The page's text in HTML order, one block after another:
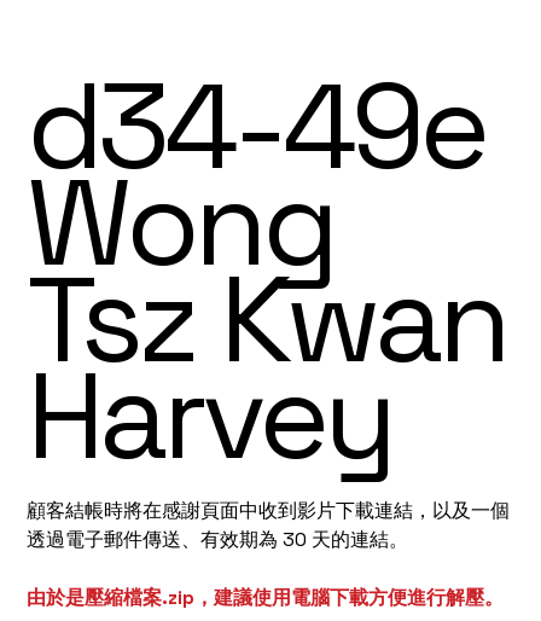
d34-49e
Wong
Tsz Kwan
Harvey
顧客結帳時將在感謝頁面中收到影片下載連結，以及一個
透過電子郵件傳送、有效期為 30 天的連結。
由於是壓縮檔案.zip，建議使用電腦下載方便進行解壓。